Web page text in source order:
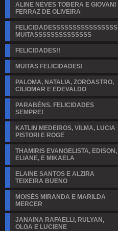
ALINE NEVES TOBERA E GIOVANI
FERRAZ DE OLIVEIRA
FELICIDADESSSSSSSSSSSSSSSS
MUITASSSSSSSSSSSSSS
FELICIDADES!!
MUITAS FELICIDADES!
PALOMA, NATALIA, ZOROASTRO,
CILIOMAR E EDEVALDO
PARABÉNS. FELICIDADES
SEMPRE!
KATLIN MEDEIROS, VILMA, LUCIA
PISTORI E ROGE
THAMIRIS EVANGELISTA, EDISON,
ELIANE, E MIKAELA
ELAINE SANTOS E ALZIRA
TEIXEIRA BUENO
MOISÉS MIRANDA E MARILDA
MERCER
JANAINA RAFAELLI, RULYAN,
OLGA E LUCIENE